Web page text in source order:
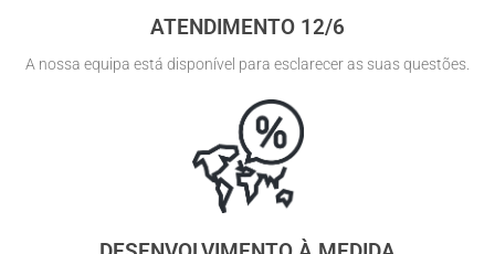
ATENDIMENTO 12/6
A nossa equipa está disponível para esclarecer as suas questões.